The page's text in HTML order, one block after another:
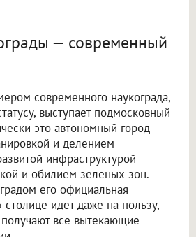
— современный
современного наукограда,
выступает подмосковный
это автономный город
и делением
инфраструктурой
и обилием зеленых зон.
его официальная
идет даже на пользу,
все вытекающие